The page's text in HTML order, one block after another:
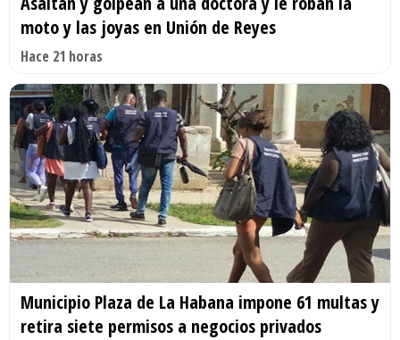
moto y las joyas en Unión de Reyes
Hace 21 horas
Municipio Plaza de La Habana impone 61 multas y
retira siete permisos a negocios privados